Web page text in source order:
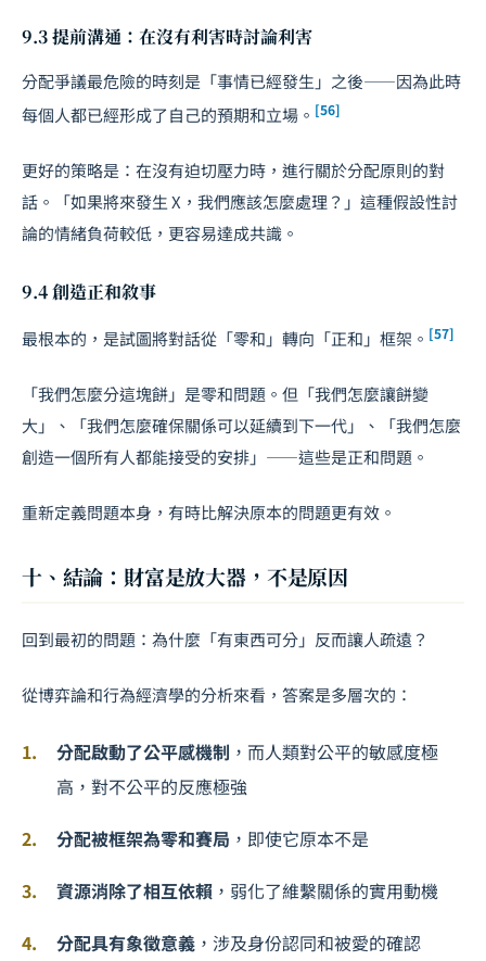
9.3 提前溝通：在沒有利害時討論利害
分配爭議最危險的時刻是「事情已經發生」之後——因為此時
每個人都已經形成了自己的預期和立場。 [56]
更好的策略是：在沒有迫切壓力時，進行關於分配原則的對
話。「如果將來發生 X，我們應該怎麼處理？」這種假設性討
論的情緒負荷較低，更容易達成共識。
9.4 創造正和敘事
最根本的，是試圖將對話從「零和」轉向「正和」框架。 [57]
「我們怎麼分這塊餅」是零和問題。但「我們怎麼讓餅變
大」、「我們怎麼確保關係可以延續到下一代」、「我們怎麼
創造一個所有人都能接受的安排」——這些是正和問題。
重新定義問題本身，有時比解決原本的問題更有效。
十、結論：財富是放大器，不是原因
回到最初的問題：為什麼「有東西可分」反而讓人疏遠？
從博弈論和行為經濟學的分析來看，答案是多層次的：
分配啟動了公平感機制 ，而人類對公平的敏感度極
高，對不公平的反應極強
分配被框架為零和賽局 ，即使它原本不是
資源消除了相互依賴 ，弱化了維繫關係的實用動機
分配具有象徵意義 ，涉及身份認同和被愛的確認